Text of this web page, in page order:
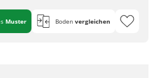
Muster Boden vergleichen